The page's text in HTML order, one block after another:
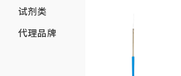
试剂类
代理品牌